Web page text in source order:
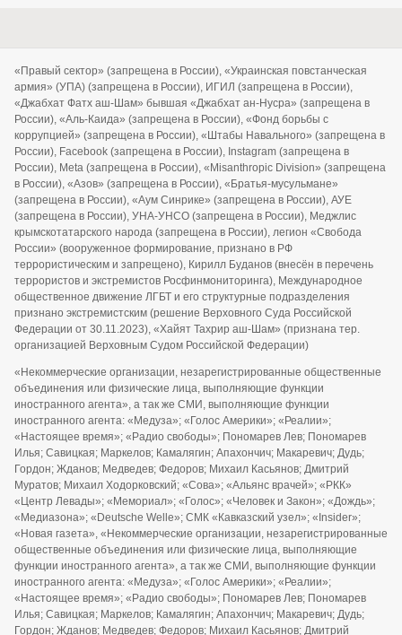
«Правый сектор» (запрещена в России), «Украинская повстанческая
армия» (УПА) (запрещена в России), ИГИЛ (запрещена в России),
«Джабхат Фатх аш-Шам» бывшая «Джабхат ан-Нусра» (запрещена в
России), «Аль-Каида» (запрещена в России), «Фонд борьбы с
коррупцией» (запрещена в России), «Штабы Навального» (запрещена в
России), Facebook (запрещена в России), Instagram (запрещена в
России), Meta (запрещена в России), «Misanthropic Division» (запрещена
в России), «Азов» (запрещена в России), «Братья-мусульмане»
(запрещена в России), «Аум Синрике» (запрещена в России), АУЕ
(запрещена в России), УНА-УНСО (запрещена в России), Меджлис
крымскотатарского народа (запрещена в России), легион «Свобода
России» (вооруженное формирование, признано в РФ
террористическим и запрещено), Кирилл Буданов (внесён в перечень
террористов и экстремистов Росфинмониторинга), Международное
общественное движение ЛГБТ и его структурные подразделения
признано экстремистским (решение Верховного Суда Российской
Федерации от 30.11.2023), «Хайят Тахрир аш-Шам» (признана тер.
организацией Верховным Судом Российской Федерации)
«Некоммерческие организации, незарегистрированные общественные
объединения или физические лица, выполняющие функции
иностранного агента», а так же СМИ, выполняющие функции
иностранного агента: «Медуза»; «Голос Америки»; «Реалии»;
«Настоящее время»; «Радио свободы»; Пономарев Лев; Пономарев
Илья; Савицкая; Маркелов; Камалягин; Апахончич; Макаревич; Дудь;
Гордон; Жданов; Медведев; Федоров; Михаил Касьянов; Дмитрий
Муратов; Михаил Ходорковский; «Сова»; «Альянс врачей»; «РКК»
«Центр Левады»; «Мемориал»; «Голос»; «Человек и Закон»; «Дождь»;
«Медиазона»; «Deutsche Welle»; СМК «Кавказский узел»; «Insider»;
«Новая газета», «Некоммерческие организации, незарегистрированные
общественные объединения или физические лица, выполняющие
функции иностранного агента», а так же СМИ, выполняющие функции
иностранного агента: «Медуза»; «Голос Америки»; «Реалии»;
«Настоящее время»; «Радио свободы»; Пономарев Лев; Пономарев
Илья; Савицкая; Маркелов; Камалягин; Апахончич; Макаревич; Дудь;
Гордон; Жданов; Медведев; Федоров; Михаил Касьянов; Дмитрий